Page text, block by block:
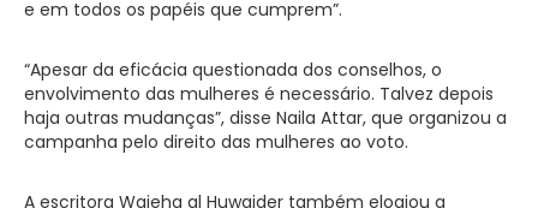
e em todos os papéis que cumprem”.
“Apesar da eficácia questionada dos conselhos, o
envolvimento das mulheres é necessário. Talvez depois
haja outras mudanças”, disse Naila Attar, que organizou a
campanha pelo direito das mulheres ao voto.
A escritora Wajeha al Huwaider também elogiou a